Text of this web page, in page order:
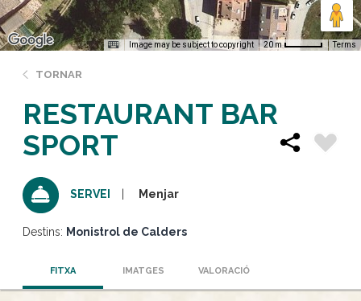
Image may be subject to copyright 20 m Terms
TORNAR
RESTAURANT BAR
SPORT
SERVEI Menjar
Destins: Monistrol de Calders
FITXA IMATGES VALORACIÓ